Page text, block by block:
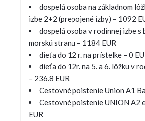
dospelá osoba na základnom
izbe 2+2 (prepojené izby) – 1092
dospelá osoba v rodinnej izbe s
morskú stranu – 1184 EUR
dieťa do 12 r. na prístelke – 0
dieťa do 12r. na 5. a 6. lôžku v
– 236.8 EUR
Cestovné poistenie Union A1
Cestovné poistenie UNION A2
EUR